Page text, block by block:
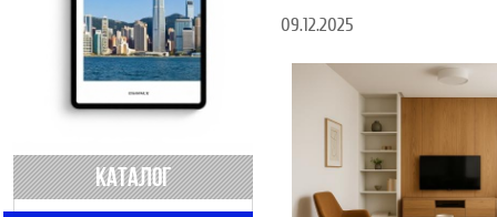
КАТАЛОГ
09.12.2025